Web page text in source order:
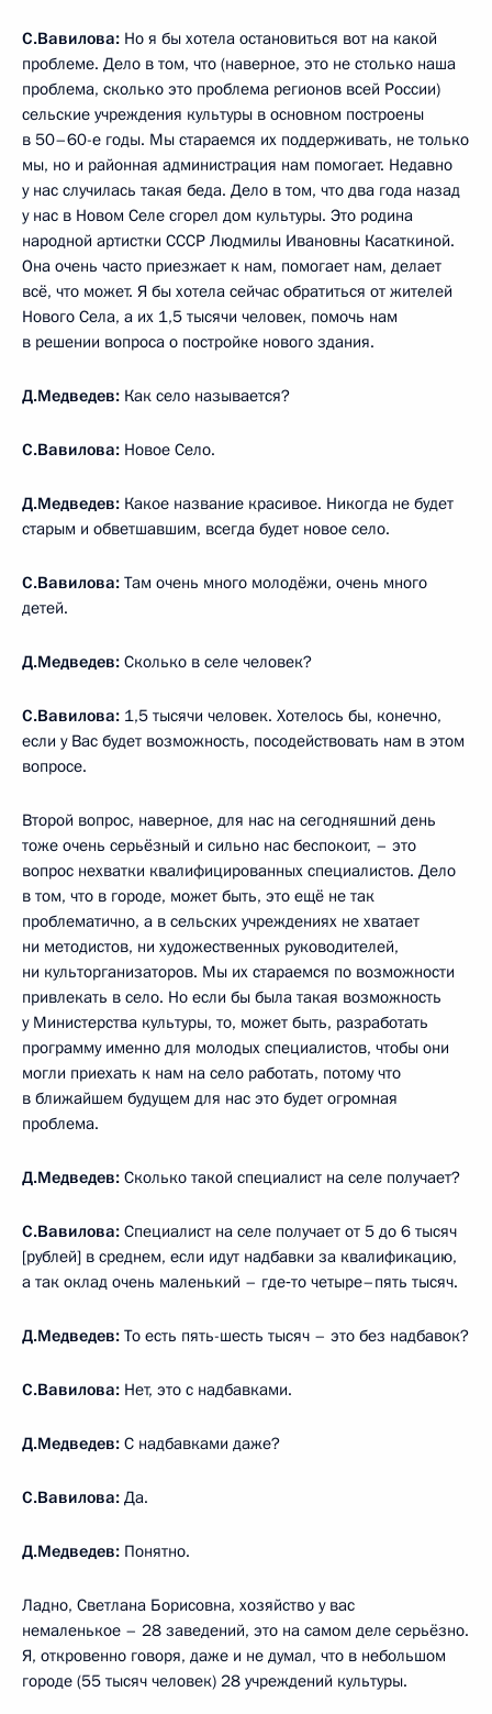
С.Вавилова: Но я бы хотела остановиться вот на какой
проблеме. Дело в том, что (наверное, это не столько наша
проблема, сколько это проблема регионов всей России)
сельские учреждения культуры в основном построены
в 50–60-е годы. Мы стараемся их поддерживать, не только
мы, но и районная администрация нам помогает. Недавно
у нас случилась такая беда. Дело в том, что два года назад
у нас в Новом Селе сгорел дом культуры. Это родина
народной артистки СССР Людмилы Ивановны Касаткиной.
Она очень часто приезжает к нам, помогает нам, делает
всё, что может. Я бы хотела сейчас обратиться от жителей
Нового Села, а их 1,5 тысячи человек, помочь нам
в решении вопроса о постройке нового здания.
Д.Медведев: Как село называется?
С.Вавилова: Новое Село.
Д.Медведев: Какое название красивое. Никогда не будет
старым и обветшавшим, всегда будет новое село.
С.Вавилова: Там очень много молодёжи, очень много
детей.
Д.Медведев: Сколько в селе человек?
С.Вавилова: 1,5 тысячи человек. Хотелось бы, конечно,
если у Вас будет возможность, посодействовать нам в этом
вопросе.
Второй вопрос, наверное, для нас на сегодняшний день
тоже очень серьёзный и сильно нас беспокоит, – это
вопрос нехватки квалифицированных специалистов. Дело
в том, что в городе, может быть, это ещё не так
проблематично, а в сельских учреждениях не хватает
ни методистов, ни художественных руководителей,
ни культорганизаторов. Мы их стараемся по возможности
привлекать в село. Но если бы была такая возможность
у Министерства культуры, то, может быть, разработать
программу именно для молодых специалистов, чтобы они
могли приехать к нам на село работать, потому что
в ближайшем будущем для нас это будет огромная
проблема.
Д.Медведев: Сколько такой специалист на селе получает?
С.Вавилова: Специалист на селе получает от 5 до 6 тысяч
[рублей] в среднем, если идут надбавки за квалификацию,
а так оклад очень маленький – где‑то четыре–пять тысяч.
Д.Медведев: То есть пять-шесть тысяч – это без надбавок?
С.Вавилова: Нет, это с надбавками.
Д.Медведев: С надбавками даже?
С.Вавилова: Да.
Д.Медведев: Понятно.
Ладно, Светлана Борисовна, хозяйство у вас
немаленькое – 28 заведений, это на самом деле серьёзно.
Я, откровенно говоря, даже и не думал, что в небольшом
городе (55 тысяч человек) 28 учреждений культуры.